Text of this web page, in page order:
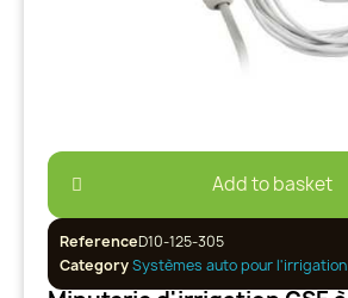
Add to basket
ReferenceD10-125-305
CategorySystèmes auto pour l'irrigation